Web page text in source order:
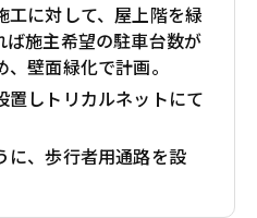
工に対して、屋上階を緑
ば施主希望の駐車台数が
壁面緑化で計画。
置しトリカルネットにて
に、歩行者用通路を設